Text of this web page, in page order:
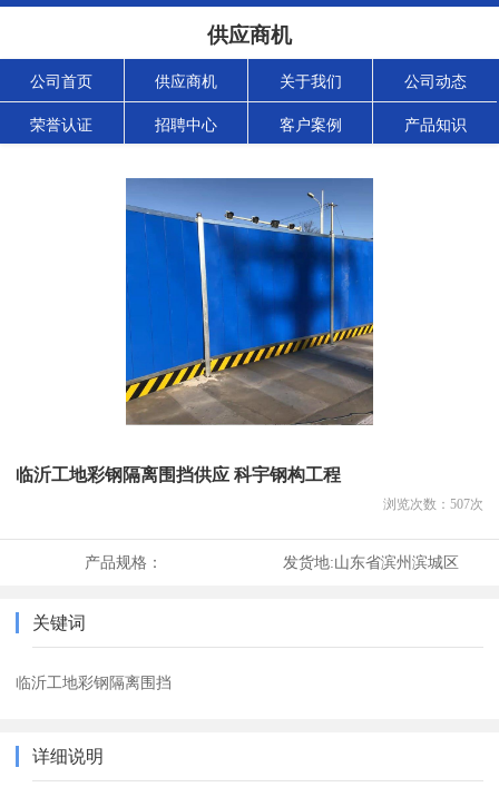
供应商机
公司首页 供应商机 关于我们 公司动态
荣誉认证 招聘中心 客户案例 产品知识
临沂工地彩钢隔离围挡供应 科宇钢构工程
浏览次数： 507次
产品规格： 发货地:山东省滨州滨城区
关键词
临沂工地彩钢隔离围挡
详细说明